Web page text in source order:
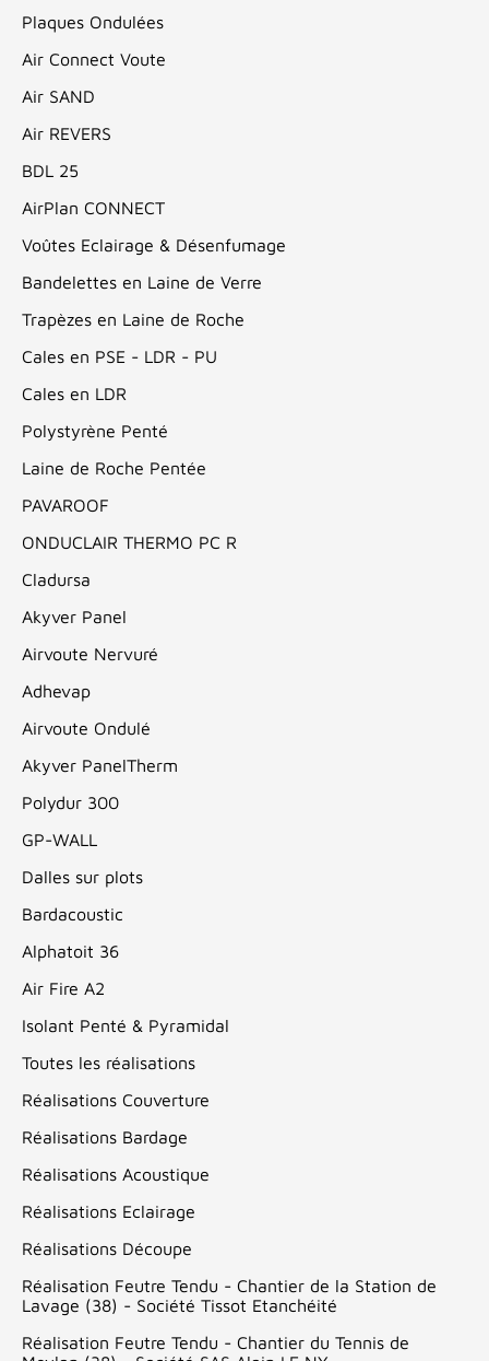
Plaques Ondulées
Air Connect Voute
Air SAND
Air REVERS
BDL 25
AirPlan CONNECT
Voûtes Eclairage & Désenfumage
Bandelettes en Laine de Verre
Trapèzes en Laine de Roche
Cales en PSE - LDR - PU
Cales en LDR
Polystyrène Penté
Laine de Roche Pentée
PAVAROOF
ONDUCLAIR THERMO PC R
Cladursa
Akyver Panel
Airvoute Nervuré
Adhevap
Airvoute Ondulé
Akyver PanelTherm
Polydur 300
GP-WALL
Dalles sur plots
Bardacoustic
Alphatoit 36
Air Fire A2
Isolant Penté & Pyramidal
Toutes les réalisations
Réalisations Couverture
Réalisations Bardage
Réalisations Acoustique
Réalisations Eclairage
Réalisations Découpe
Réalisation Feutre Tendu - Chantier de la Station de
Lavage (38) - Société Tissot Etanchéité
Réalisation Feutre Tendu - Chantier du Tennis de